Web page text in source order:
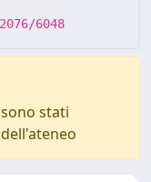
6048
stati